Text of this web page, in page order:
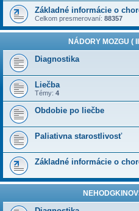
Základné informácie o
Celkom presmerovaní: 88357
NÁDORY MOZGU (
Diagnostika
Liečba
Témy: 4
Obdobie po liečbe
Paliativna starostlivosť
Základné informácie o